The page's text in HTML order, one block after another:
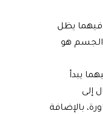
فيهما يظل
الجسم هو
يبدأ
إلى
بالإضافة